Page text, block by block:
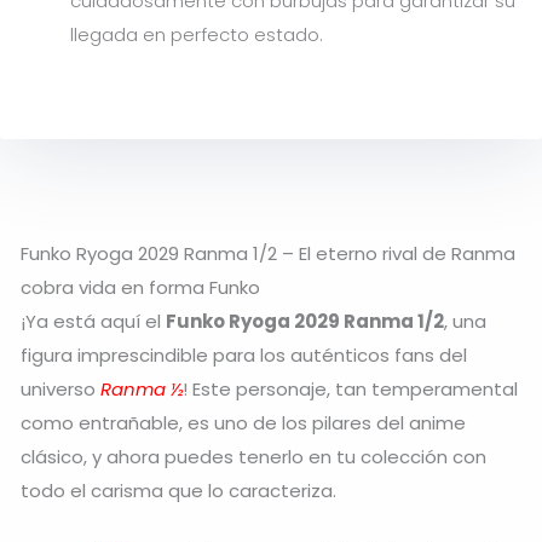
llegada en perfecto estado.
Funko Ryoga 2029 Ranma 1/2 – El eterno rival de Ranma
cobra vida en forma Funko
¡Ya está aquí el Funko Ryoga 2029 Ranma 1/2, una
figura imprescindible para los auténticos fans del
universo Ranma ½! Este personaje, tan temperamental
como entrañable, es uno de los pilares del anime
clásico, y ahora puedes tenerlo en tu colección con
todo el carisma que lo caracteriza.